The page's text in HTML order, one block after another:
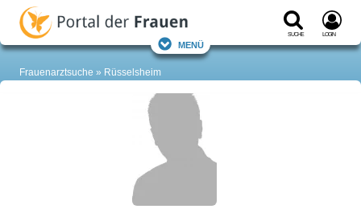
Suche Login
Menü
Frauenarztsuche Rüsselsheim